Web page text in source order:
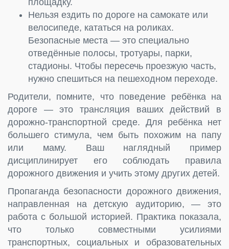
Нельзя ездить по дороге на самокате или
велосипеде, кататься на роликах.
Безопасные места — это специально
отведённые полосы, тротуары, парки,
стадионы. Чтобы пересечь проезжую часть,
нужно спешиться на пешеходном переходе.
Родители, помните, что поведение ребёнка на
дороге — это трансляция ваших действий в
дорожно-транспортной среде. Для ребёнка нет
большего стимула, чем быть похожим на папу
или маму. Ваш наглядный пример
дисциплинирует его соблюдать правила
дорожного движения и учить этому других детей.
Пропаганда безопасности дорожного движения,
направленная на детскую аудиторию, — это
работа с большой историей. Практика показала,
что только совместными усилиями
транспортных, социальных и образовательных